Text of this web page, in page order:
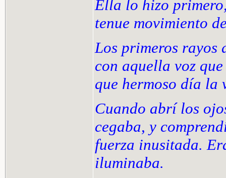
Ella lo hizo
tenue movimiento
Los primeros rayos
con aquella voz
que hermoso día la
Cuando abrí los
cegaba, y
fuerza inusitada.
iluminaba.